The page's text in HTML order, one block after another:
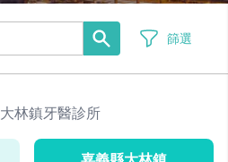
篩選
大林鎮牙醫診所